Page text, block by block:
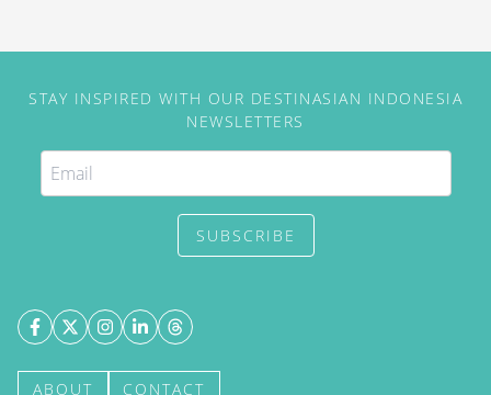
STAY INSPIRED WITH OUR DESTINASIAN INDONESIA
NEWSLETTERS
SUBSCRIBE
ABOUT CONTACT